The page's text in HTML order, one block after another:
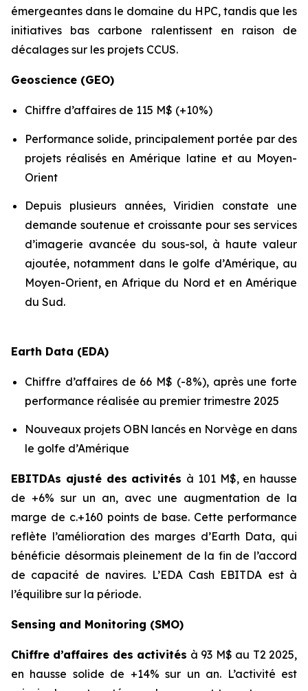
émergeantes dans le domaine du HPC, tandis que les
initiatives bas carbone ralentissent en raison de
décalages sur les projets CCUS.
Geoscience (GEO)
Chiffre d’affaires de 115 M$ (+10%)
Performance solide, principalement portée par des
projets réalisés en Amérique latine et au Moyen-
Orient
Depuis plusieurs années, Viridien constate une
demande soutenue et croissante pour ses services
d’imagerie avancée du sous-sol, à haute valeur
ajoutée, notamment dans le golfe d’Amérique, au
Moyen-Orient, en Afrique du Nord et en Amérique
du Sud.
Earth Data (EDA)
Chiffre d’affaires de 66 M$ (-8%), après une forte
performance réalisée au premier trimestre 2025
Nouveaux projets OBN lancés en Norvège en dans
le golfe d’Amérique
EBITDAs ajusté des activités à 101 M$, en hausse
de +6% sur un an, avec une augmentation de la
marge de c.+160 points de base. Cette performance
reflète l’amélioration des marges d’Earth Data, qui
bénéficie désormais pleinement de la fin de l’accord
de capacité de navires. L’EDA Cash EBITDA est à
l’équilibre sur la période.
Sensing and Monitoring (SMO)
Chiffre d’affaires des activités à 93 M$ au T2 2025,
en hausse solide de +14% sur un an. L’activité est